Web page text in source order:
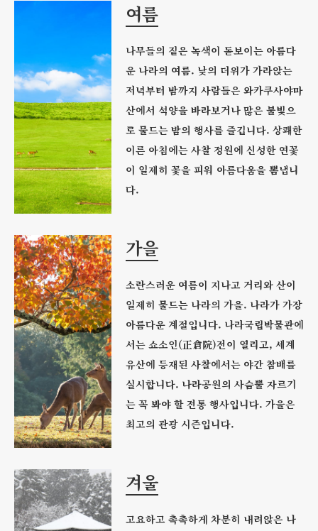
여름
나무들의 짙은 녹색이 돋보이는 아름다
운 나라의 여름. 낮의 더위가 가라앉는
저녁부터 밤까지 사람들은 와카쿠사야마
산에서 석양을 바라보거나 많은 불빛으
로 물드는 밤의 행사를 즐깁니다. 상쾌한
이른 아침에는 사찰 정원에 신성한 연꽃
이 일제히 꽃을 피워 아름다움을 뽐냅니
다.
가을
소란스러운 여름이 지나고 거리와 산이
일제히 물드는 나라의 가을. 나라가 가장
아름다운 계절입니다. 나라국립박물관에
서는 쇼소인(正倉院)전이 열리고, 세계
유산에 등재된 사찰에서는 야간 참배를
실시합니다. 나라공원의 사슴뿔 자르기
는 꼭 봐야 할 전통 행사입니다. 가을은
최고의 관광 시즌입니다.
겨울
고요하고 촉촉하게 차분히 내려앉은 나